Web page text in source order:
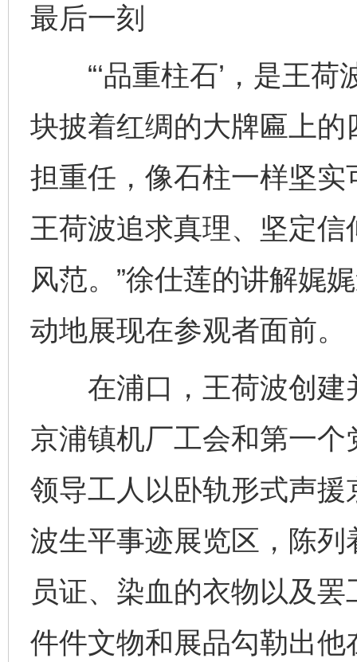
最后一刻
“‘品重柱石’，是王荷
块披着红绸的大牌匾上
担重任，像石柱一样坚
王荷波追求真理、坚定
风范。”徐仕莲的讲解娓
动地展现在参观者面前。
在浦口，王荷波创建
京浦镇机厂工会和第一
领导工人以卧轨形式声
波生平事迹展览区，陈
员证、染血的衣物以及
件件文物和展品勾勒出